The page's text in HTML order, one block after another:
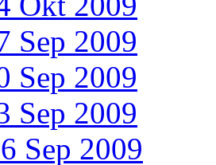
Sep 2009
Sep 2009
Sep 2009
Sep 2009